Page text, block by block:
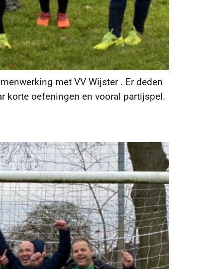
met VV Wijster . Er deden
korte oefeningen en vooral partijspel.